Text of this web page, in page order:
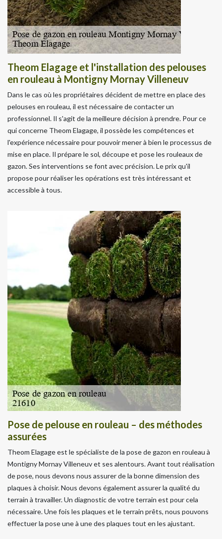
Theom Elagage et l'installation des pelouses
en rouleau à Montigny Mornay Villeneuv
Dans le cas où les propriétaires décident de mettre en place des
pelouses en rouleau, il est nécessaire de contacter un
professionnel. Il s'agit de la meilleure décision à prendre. Pour ce
qui concerne Theom Elagage, il possède les compétences et
l'expérience nécessaire pour pouvoir mener à bien le processus de
mise en place. Il prépare le sol, découpe et pose les rouleaux de
gazon. Ses interventions se font avec précision. Le prix qu'il
propose pour réaliser les opérations est très intéressant et
accessible à tous.
Pose de pelouse en rouleau – des méthodes
assurées
Theom Elagage est le spécialiste de la pose de gazon en rouleau à
Montigny Mornay Villeneuv et ses alentours. Avant tout réalisation
de pose, nous devons nous assurer de la bonne dimension des
plaques à choisir. Nous devons également assurer la qualité du
terrain à travailler. Un diagnostic de votre terrain est pour cela
nécessaire. Une fois les plaques et le terrain prêts, nous pouvons
effectuer la pose une à une des plaques tout en les ajustant.